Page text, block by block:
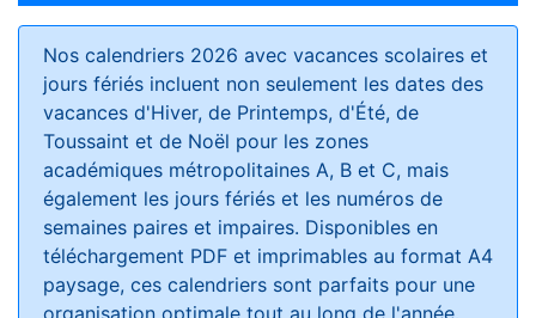
Nos calendriers 2026 avec vacances scolaires et
jours fériés incluent non seulement les dates des
vacances d'Hiver, de Printemps, d'Été, de
Toussaint et de Noël pour les zones
académiques métropolitaines A, B et C, mais
également les jours fériés et les numéros de
semaines paires et impaires. Disponibles en
téléchargement PDF et imprimables au format A4
paysage, ces calendriers sont parfaits pour une
organisation optimale tout au long de l'année.